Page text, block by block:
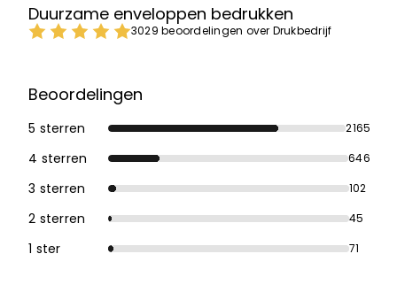
Duurzame enveloppen bedrukken
3029 beoordelingen over Drukbedrijf
Beoordelingen
5 sterren 2165
4 sterren 646
3 sterren 102
2 sterren 45
1 ster 71